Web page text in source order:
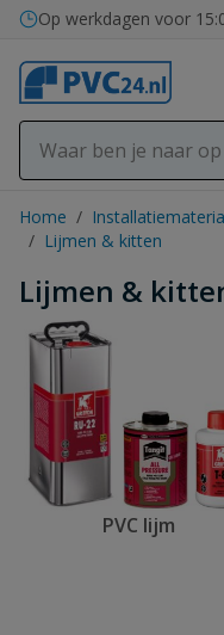
Ga naar de inhoud
Op werkdagen voor
Home /
/ Lijmen & kitten
Lijmen &
PVC lijm